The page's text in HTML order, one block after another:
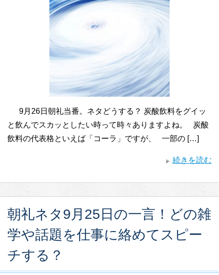
9月26日朝礼当番。ネタどうする？ 炭酸飲料をグイッ
と飲んでスカッとしたい時って時々ありますよね。 炭酸
飲料の代表格といえば「コーラ」ですが、 一部の […]
続きを読む
朝礼ネタ9月25日の一言！どの雑
学や話題を仕事に絡めてスピー
チする？